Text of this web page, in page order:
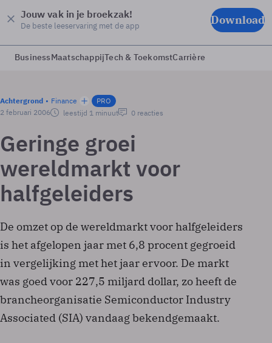
Jouw vak in je broekzak!
De beste leeservaring met de app Download
BusinessMaatschappijTech & ToekomstCarrière
Achtergrond Finance
PRO
2 februari 2006
leestijd 1 minuut 0 reacties
Geringe groei
wereldmarkt voor
halfgeleiders
De omzet op de wereldmarkt voor halfgeleiders
is het afgelopen jaar met 6,8 procent gegroeid
in vergelijking met het jaar ervoor. De markt
was goed voor 227,5 miljard dollar, zo heeft de
brancheorganisatie Semiconductor Industry
Associated (SIA) vandaag bekendgemaakt.